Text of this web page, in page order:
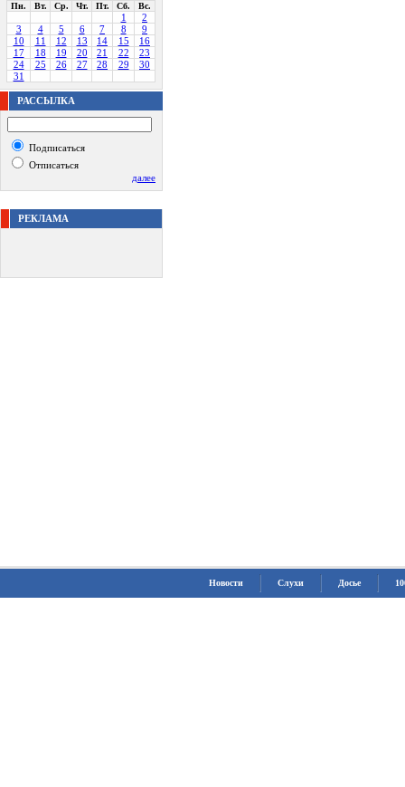
Пн. Вт. Ср. Чт. Пт. Сб. Вс.
1
2
3
4 5 6 7 8
9
10
11 12 13 14 15
16
17
18 19 20 21 22
23
24
25 26 27 28 29
30
31
РАССЫЛКА
Подписаться
Отписаться
далее
РЕКЛАМА
Новости Слухи Досье